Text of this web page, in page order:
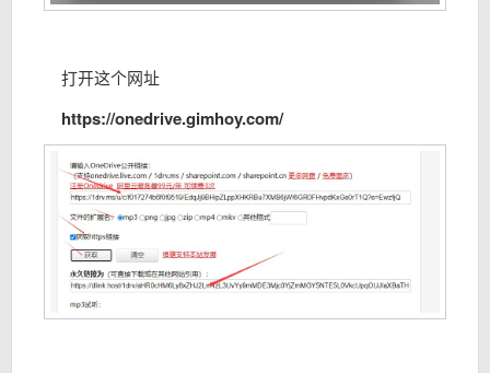
打开这个网址
https://onedrive.gimhoy.com/